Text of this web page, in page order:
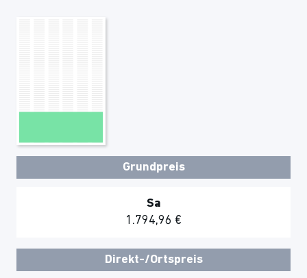
Grundpreis
Sa
1.794,96 €
Direkt-/Ortspreis